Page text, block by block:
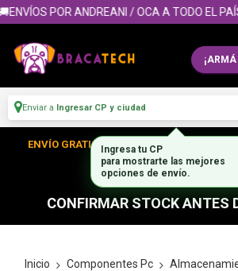
POR ANDREANI / OCA A TODO EL
Enviar a Ingresar CP y ciudad
ENVÍO GRATIS DENTRO DE CABA EN TUS
A $300.000
CONFIRMAR STOCK ANTES
Inicio Componentes Pc
Ingresa tu CP
para mostrarte las mejores
opciones de envío.